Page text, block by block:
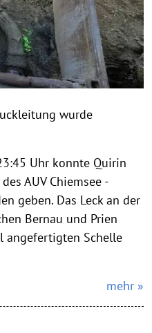
wurde
Uhr konnte Quirin
AUV Chiemsee -
geben. Das Leck an der
Bernau und Prien
angefertigten Schelle
mehr »